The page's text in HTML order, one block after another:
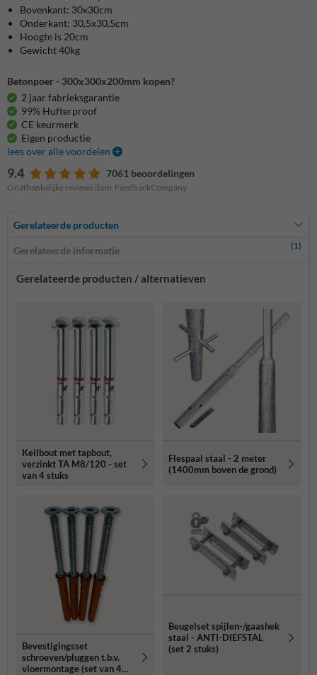
Bovenkant: 30x30cm
Onderkant: 30,5x30,5cm
Hoogte is 20cm
Gewicht 40kg
Betonpoer - 300x300x200mm kopen?
2 jaar fabrieksgarantie
99% Hufterproof
CE keurmerk
Eigen productie
lees over alle voordelen
9.4 7061 beoordelingen
Onafhankelijke reviews door FeedbackCompany
Gerelateerde producten
Gerelateerde informatie (1)
Gerelateerde producten / alternatieven
Keilbout met tapbout,
verzinkt TA M8/120 - set
van 4 stuks
Flespaal staal - 2 meter
(1400mm boven de grond)
Bevestigingsset
schroeven/pluggen t.b.v.
vloermontage (set van 4
Beugelset spijlen-/gaashek
staal - ANTI-DIEFSTAL
(set 2 stuks)